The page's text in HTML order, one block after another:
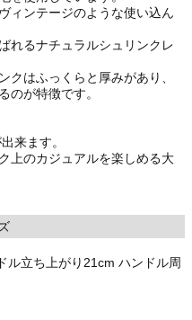
ィンテージのような使い込ん
れるナチュラルシュリンクレ
クはふっくらと厚みがあり、
のが特徴です。
来ます。
上のカジュアルを楽しめる大
ル立ち上がり21cm ハンドル周